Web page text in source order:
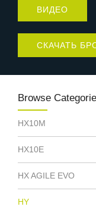
ВИДЕО
СКАЧАТЬ
Browse
HX10M
HX10E
HX AGILE EVO
HY